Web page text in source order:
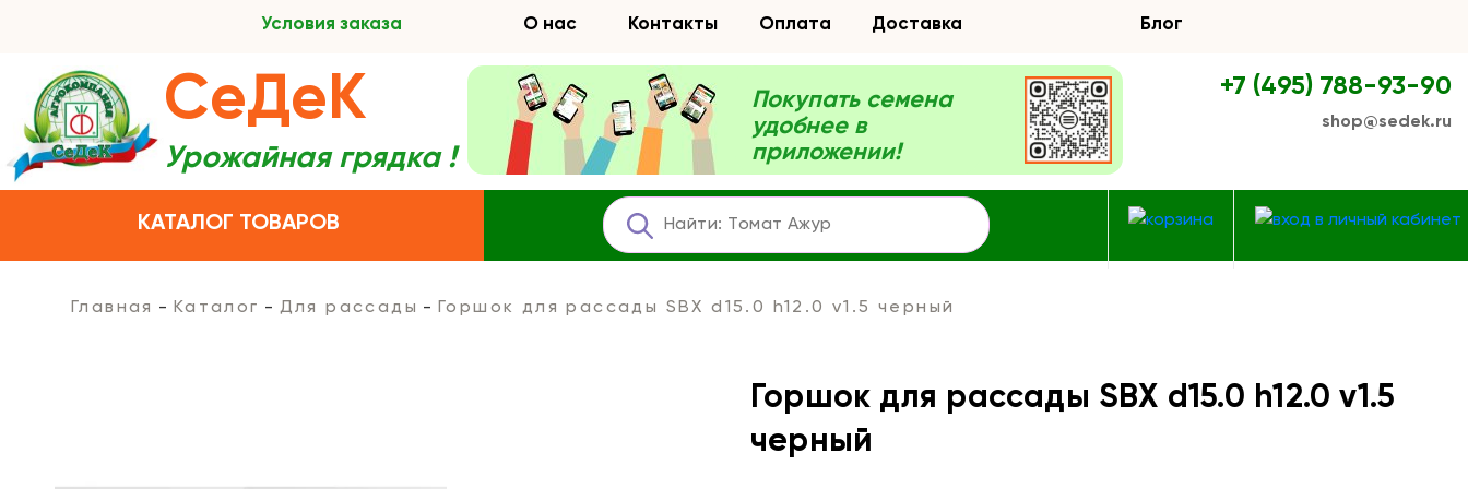
Условия заказа О нас Контакты Оплата Доставка Блог
КАТАЛОГ ТОВАРОВ
СеДеК
Урожайная грядка !
Покупать семена
удобнее в
приложении!
+7 (495) 788-93-90
shop@sedek.ru
Главная Каталог Для рассады Горшок для рассады SBX d15.0 h12.0 v1.5 черный
Горшок для рассады SBX d15.0 h12.0 v1.5
черный